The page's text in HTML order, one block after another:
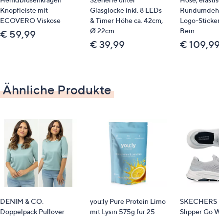
Maschinenwäsche
Knopfleiste mit
ECOVERO Viskose
€ 59,99
Glasglocke inkl. 8 LEDs
& Timer Höhe ca. 42cm,
Ø 22cm
€ 39,99
Logo-
Bein
€
Ähnliche Produkte
DENIM & CO.
Doppelpack Pullover
you:ly Pure Protein Limo
mit Lysin 575g für 25
Slipper Go